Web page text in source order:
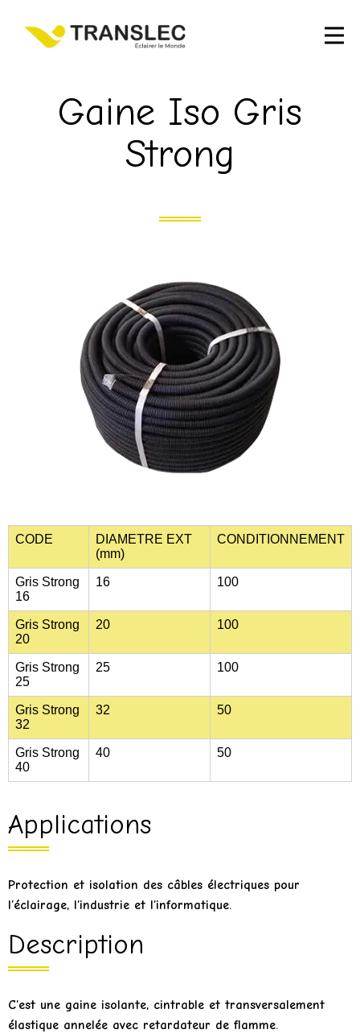
Gaine Iso Gris
Strong
CODE
DIAMETRE EXT
(mm)
CONDITIONNEMENT
Gris Strong
16
16 100
Gris Strong
20
20 100
Gris Strong
25
25 100
Gris Strong
32
32 50
Gris Strong
40
40 50
Applications
Protection et isolation des câbles électriques pour
l’éclairage, l’industrie et l’informatique.
Description
C’est une gaine isolante, cintrable et transversalement
élastique annelée avec retardateur de flamme.